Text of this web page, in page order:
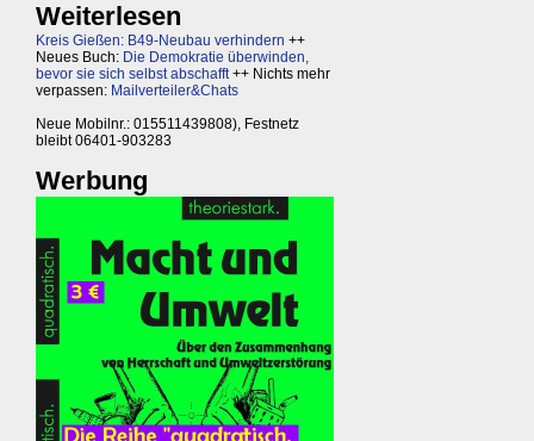
Weiterlesen
Kreis Gießen: B49-Neubau verhindern ++
Neues Buch: Die Demokratie überwinden,
bevor sie sich selbst abschafft++ Nichts mehr
verpassen: Mailverteiler&Chats
Neue Mobilnr.: 015511439808), Festnetz
bleibt 06401-903283
Werbung